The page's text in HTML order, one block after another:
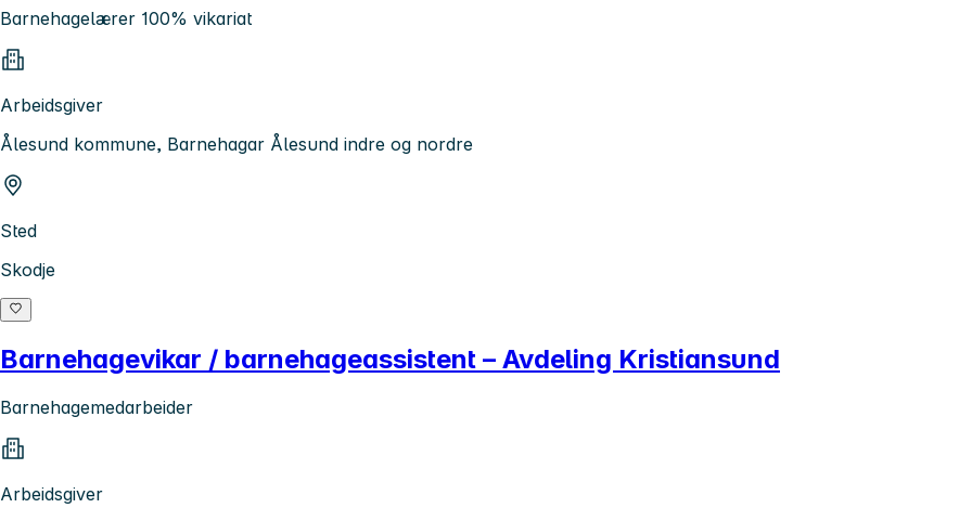
Barnehagelærer 100% vikariat
Arbeidsgiver
Ålesund kommune, Barnehagar Ålesund indre og nordre
Sted
Skodje
Barnehagevikar / barnehageassistent – Avdeling Kristiansund
Barnehagemedarbeider
Arbeidsgiver